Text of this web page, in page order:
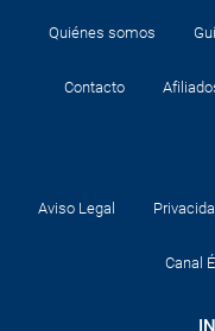
Quiénes somos
Contacto
Aviso Legal
Canal